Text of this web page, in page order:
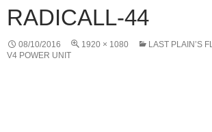
RADICALL-44
08/10/2016 1920 × 1080
LAST PLAIN’S
V4 POWER UNIT